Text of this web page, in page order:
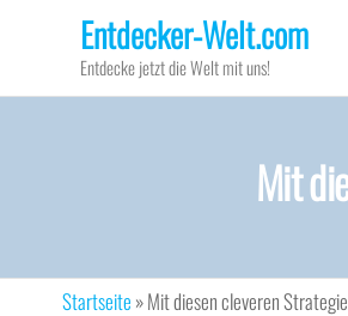
Entdecker-Welt.com
Entdecke jetzt die Welt mit uns!
Mit
Startseite »Mit diesen cleveren